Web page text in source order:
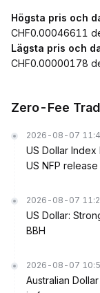
Högsta pris och
CHF0.00046611
Lägsta pris och
CHF0.00000178
Zero-Fee
2026-08-07
US Dollar
US NFP release
2026-08-07
US Dollar:
BBH
2026-08-07
Australian